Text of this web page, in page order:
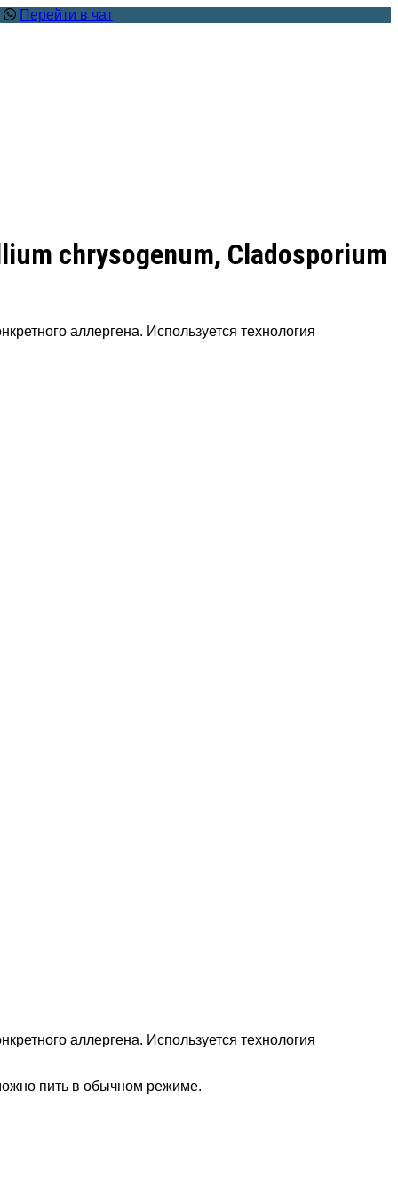
Перейти в чат
chrysogenum, Cladosporium
аллергена. Используется технология
аллергена. Используется технология
пить в обычном режиме.